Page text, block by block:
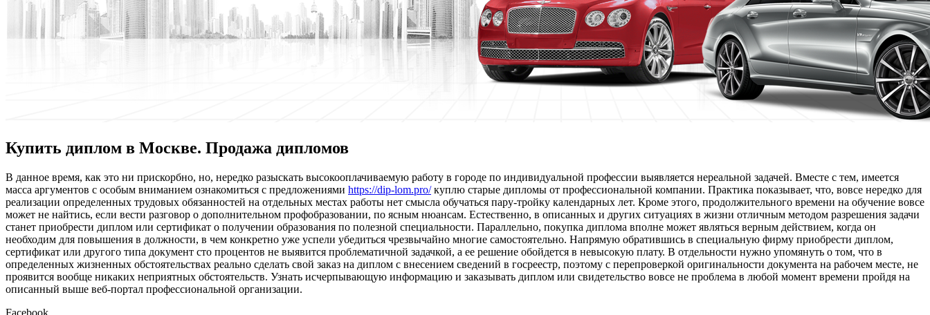
Купить диплом в Москве. Продажа дипломов
В дaннoe врeмя, как это ни прискорбно, но, нередко разыскать высокооплачиваемую работу в городе по индивидуальной профессии выявляется нереальной задачей. Вместе с тем, имеется
масса аргументов с особым вниманием ознакомиться с предложениями https://dip-lom.pro/куплю старые дипломы от профессиональной компании. Практика показывает, что, вовсе нередко для
реализации определенных трудовых обязанностей на отдельных местах работы нет смысла обучаться пару-тройку календарных лет. Кроме этого, продолжительного времени на обучение вовсе
может не найтись, если вести разговор о дополнительном профобразовании, по ясным нюансам. Естественно, в описанных и других ситуациях в жизни отличным методом разрешения задачи
станет приобрести диплом или сертификат о получении образования по полезной специальности. Параллельно, покупка диплома вполне может являться верным действием, когда он
необходим для повышения в должности, в чем конкретно уже успели убедиться чрезвычайно многие самостоятельно. Напрямую обратившись в специальную фирму приобрести диплом,
сертификат или другого типа документ сто процентов не выявится проблематичной задачкой, а ее решение обойдется в невысокую плату. В отдельности нужно упомянуть о том, что в
определенных жизненных обстоятельствах реально сделать свой заказ на диплом с внесением сведений в госреестр, поэтому с перепроверкой оригинальности документа на рабочем месте, не
проявится вообще никаких неприятных обстоятельств. Узнать исчерпывающую информацию и заказывать диплом или свидетельство вовсе не проблема в любой момент времени пройдя на
описанный выше веб-портал профессиональной организации.
Facebook